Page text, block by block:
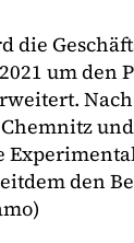
die
um den
den